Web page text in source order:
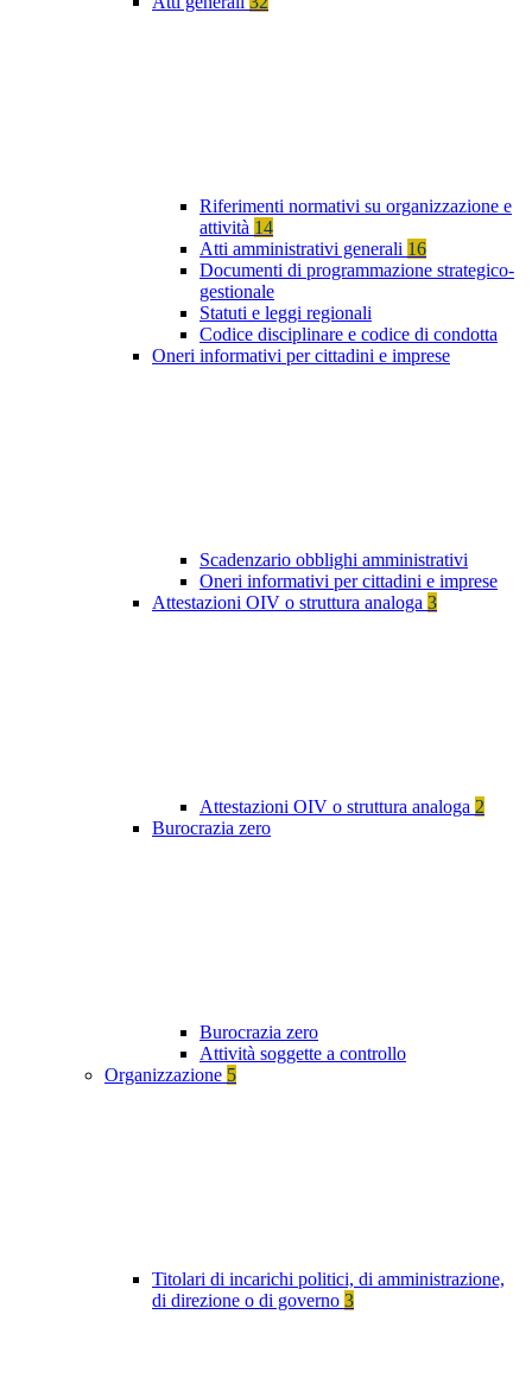
Riferimenti normativi su organizzazione e
attività 14
Atti amministrativi generali 16
Documenti di programmazione strategico-
gestionale
Statuti e leggi regionali
Codice disciplinare e codice di condotta
Oneri informativi per cittadini e imprese
Scadenzario obblighi amministrativi
Oneri informativi per cittadini e imprese
Attestazioni OIV o struttura analoga 3
Attestazioni OIV o struttura analoga 2
Burocrazia zero
Burocrazia zero
Attività soggette a controllo
Organizzazione 5
Titolari di incarichi politici, di amministrazione,
di direzione o di governo 3